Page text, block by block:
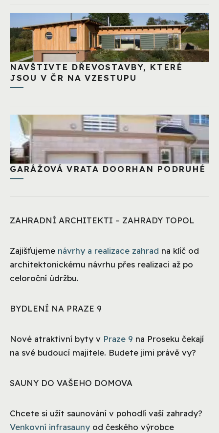
NAVŠTIVTE DŘEVOSTAVBY, KTERÉ
JSOU V ČR NA VZESTUPU
GARÁŽOVÁ VRATA DOORHAN PODRUHÉ
ZAHRADNÍ ARCHITEKTI – ZAHRADY TOPOL
Zajišťujeme návrhy a realizace zahrad na klíč od
architektonickému návrhu přes realizaci až po
celoroční údržbu.
BYDLENÍ NA PRAZE 9
Nové atraktivní byty v Praze 9 na Proseku čekají
na své budoucí majitele. Budete jimi právě vy?
SAUNY DO VAŠEHO DOMOVA
Chcete si užít saunování v pohodlí vaší zahrady?
Venkovní infrasauny od českého výrobce